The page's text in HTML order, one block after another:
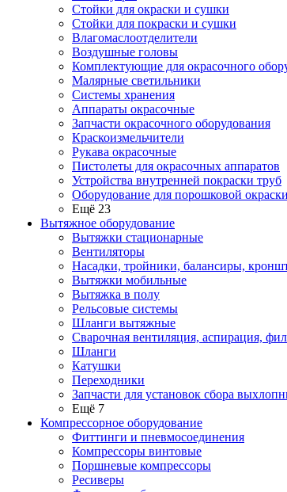
Стойки для окраски и сушки
Стойки для покраски и сушки
Влагомаслоотделители
Воздушные головы
Комплектующие для окрасочного
Малярные светильники
Системы хранения
Аппараты окрасочные
Запчасти окрасочного оборудования
Краскоизмельчители
Рукава окрасочные
Пистолеты для окрасочных аппаратов
Устройства внутренней покраски труб
Оборудование для порошковой окраски
Ещё 23
Вытяжное оборудование
Вытяжки стационарные
Вентиляторы
Насадки, тройники, балансиры,
Вытяжки мобильные
Вытяжка в полу
Рельсовые системы
Шланги вытяжные
Сварочная вентиляция, аспирация,
Шланги
Катушки
Переходники
Запчасти для установок сбора
Ещё 7
Компрессорное оборудование
Фиттинги и пневмосоединения
Компрессоры винтовые
Поршневые компрессоры
Ресиверы